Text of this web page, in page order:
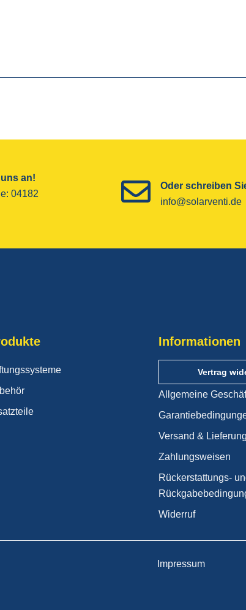
an!
04182
Oder schreiben
info@solarventi.de
Informationen
Vertrag
Allgemeine
Versand & Lieferung
Zahlungsweisen
Rückerstattungs-
Widerruf
Impressum